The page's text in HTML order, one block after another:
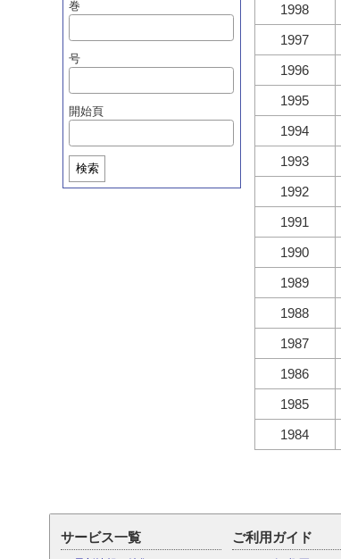
巻
号
開始頁
検索
1998
1997
1996
1995
1994
1993
1992
1991
1990
1989
1988
1987
1986
1985
1984
サービス一覧 ご利用ガイド